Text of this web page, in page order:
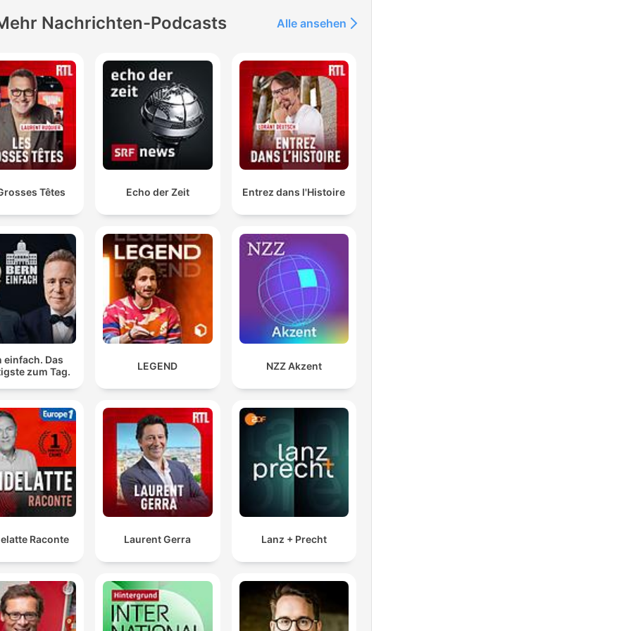
O refrão do hotel, vens como cliente, te quedas como
00:03:36 · Davide explica a essência do atendimento
personalizado e humano que define o hotel.
Não há televisão, quem vem em Punta Grande para
conectar com sua pareja e com as pessoas que estão
no hotel, falam entre elas.
como uma estratégia deliberada para promover a interação
social.
Tem o techo de cristal sobre a cama, tem um techo de
cristal. Mentre estás em sua cama, lendo um livro, estás
mirando a Via Láctea.
00:05:51 · Descrição de uma das suítes mais especiais do hotel e
da experiência de observar o céu.
É uma isla completamente diferente fora do mundo, é a
exclusividade proporcionada pela localização geográfica da ilha.
Nachrichten-Podcasts Alle ansehen
Têtes Echo der Zeit Entrez dans l'Histoire
einfach. Das
zum Tag.
LEGEND NZZ Akzent
Raconte Laurent Gerra Lanz + Precht